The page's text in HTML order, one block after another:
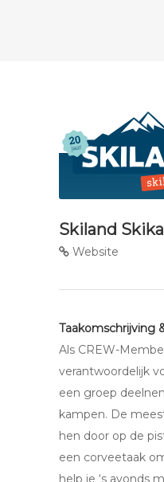
Skiland
Website
Taakomschrijving
Als CREW-
verantwoordelijk
een groep
kampen. De
hen door op de
een corveetaak
help je ‘s avonds